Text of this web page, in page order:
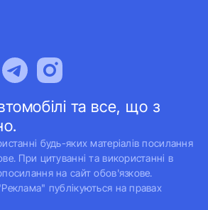
та все, що з
будь-яких матеріалів посилання
При цитуванні та використанні в
на сайт обов'язкове.
публікуються на правах